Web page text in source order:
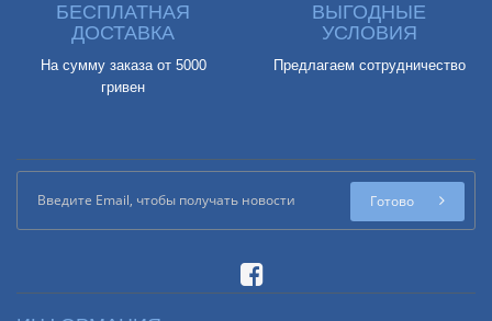
БЕСПЛАТНАЯ
ДОСТАВКА
На сумму заказа от 5000
гривен
ВЫГОДНЫЕ
УСЛОВИЯ
Предлагаем сотрудничество
Готово